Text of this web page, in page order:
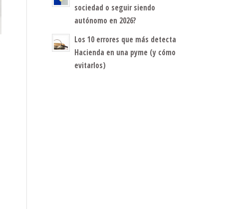
sociedad o seguir siendo
autónomo en 2026?
Los 10 errores que más detecta
Hacienda en una pyme (y cómo
evitarlos)